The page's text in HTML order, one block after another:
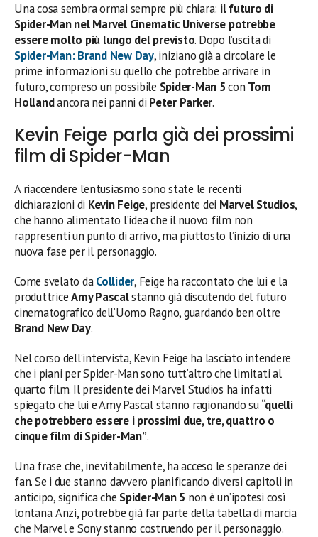
Una cosa sembra ormai sempre più chiara: il futuro di
Spider-Man nel Marvel Cinematic Universe potrebbe
essere molto più lungo del previsto. Dopo l’uscita di
Spider-Man: Brand New Day, iniziano già a circolare le
prime informazioni su quello che potrebbe arrivare in
futuro, compreso un possibile Spider-Man 5con Tom
Hollandancora nei panni di Peter Parker.
Kevin Feige parla già dei prossimi
film di Spider-Man
A riaccendere l’entusiasmo sono state le recenti
dichiarazioni di Kevin Feige, presidente dei Marvel Studios,
che hanno alimentato l’idea che il nuovo film non
rappresenti un punto di arrivo, ma piuttosto l’inizio di una
nuova fase per il personaggio.
Come svelato daCollider, Feige ha raccontato che lui e la
produttriceAmy Pascalstanno già discutendo del futuro
cinematografico dell’Uomo Ragno, guardando ben oltre
Brand New Day.
Nel corso dell’intervista, Kevin Feige ha lasciato intendere
che i piani per Spider-Man sono tutt’altro che limitati al
quarto film. Il presidente dei Marvel Studios ha infatti
spiegato che lui e Amy Pascal stanno ragionando su“quelli
che potrebbero essere i prossimi due, tre, quattro o
cinque film di Spider-Man”.
Una frase che, inevitabilmente, ha acceso le speranze dei
fan. Se i due stanno davvero pianificando diversi capitoli in
anticipo, significa che Spider-Man 5 non è un’ipotesi così
lontana. Anzi, potrebbe già far parte della tabella di marcia
che Marvel e Sony stanno costruendo per il personaggio.